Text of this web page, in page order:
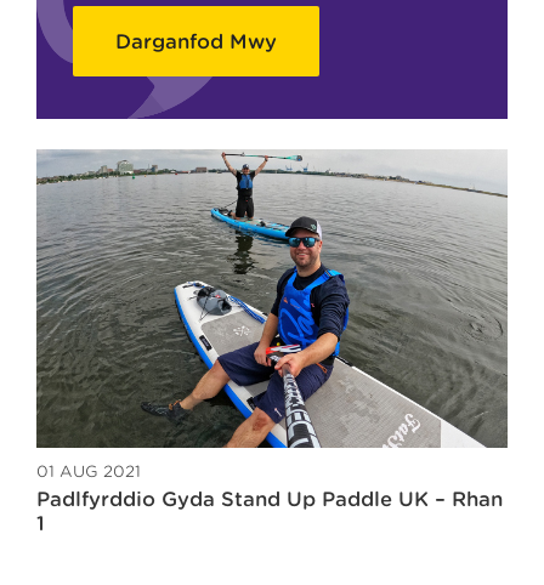
Darganfod Mwy
01 AUG 2021
Padlfyrddio Gyda Stand Up Paddle UK – Rhan
1